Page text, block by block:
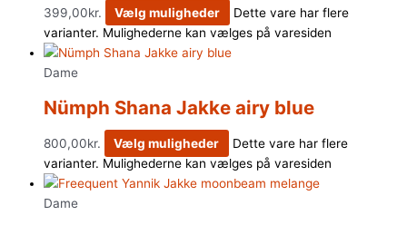
399,00kr. Vælg muligheder
Dette vare har flere
varianter. Mulighederne kan vælges på varesiden
Dame
Nümph Shana Jakke airy blue
800,00kr. Vælg muligheder
Dette vare har flere
varianter. Mulighederne kan vælges på varesiden
Dame